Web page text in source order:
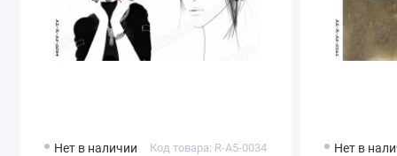
Нет в наличии Код товара: R-A5-0034 Нет в